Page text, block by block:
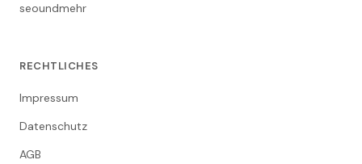
seoundmehr
RECHTLICHES
Impressum
Datenschutz
AGB